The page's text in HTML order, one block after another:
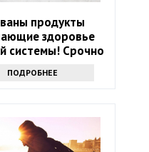
продукты
здоровье
системы! Срочно
их из рациона
ПОДРОБНЕЕ